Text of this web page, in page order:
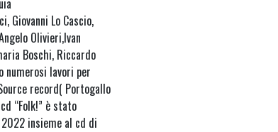
Giovanni Lo Cascio,
Olivieri,Ivan
Boschi, Riccardo
numerosi lavori per
record( Portogallo
“Folk!” è stato
insieme al cd di